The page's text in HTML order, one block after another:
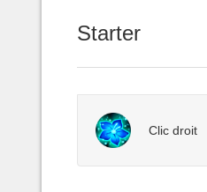
Starter
Clic droit